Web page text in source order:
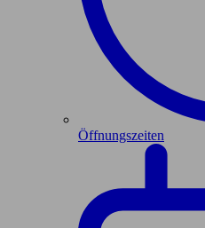
Öffnungszeiten